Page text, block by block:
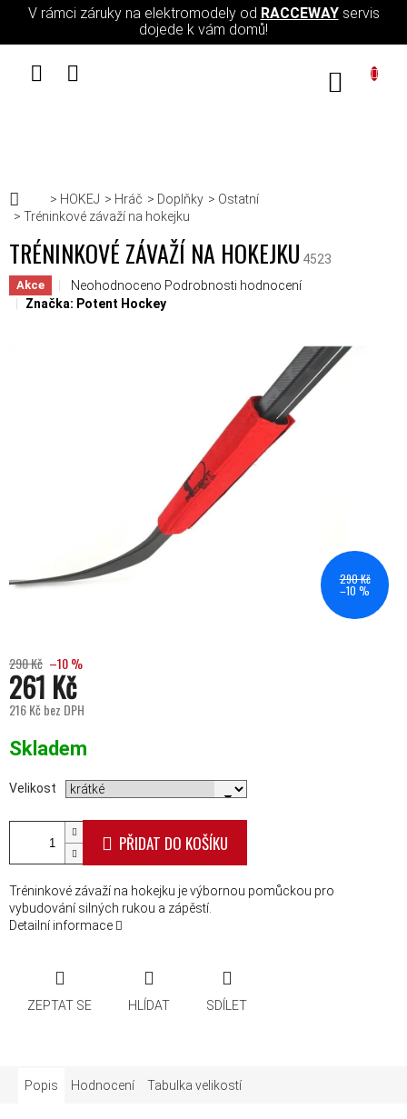
Přejít na obsah
V rámci záruky na elektromodely od RACCEWAYservis
dojede k vám domů!
Domů
HOKEJ Hráč Doplňky
Ostatní
Tréninkové závaží na hokejku
TRÉNINKOVÉ ZÁVAŽÍ NA HOKEJKU 4523
Akce Průměrné hodnocení produktu je 0,0 z 5 hvězdiček.
Neohodnoceno Podrobnosti hodnocení
Značka: Potent Hockey
290 Kč
–10 %
290 Kč –10 %
261 Kč
216 Kč bez DPH
Skladem
Velikost
PŘIDAT DO KOŠÍKU
Tréninkové závaží na hokejku je výbornou pomůckou pro
vybudování silných rukou a zápěstí.
Detailní informace
ZEPTAT SE HLÍDAT SDÍLET
Popis Hodnocení Tabulka velikostí